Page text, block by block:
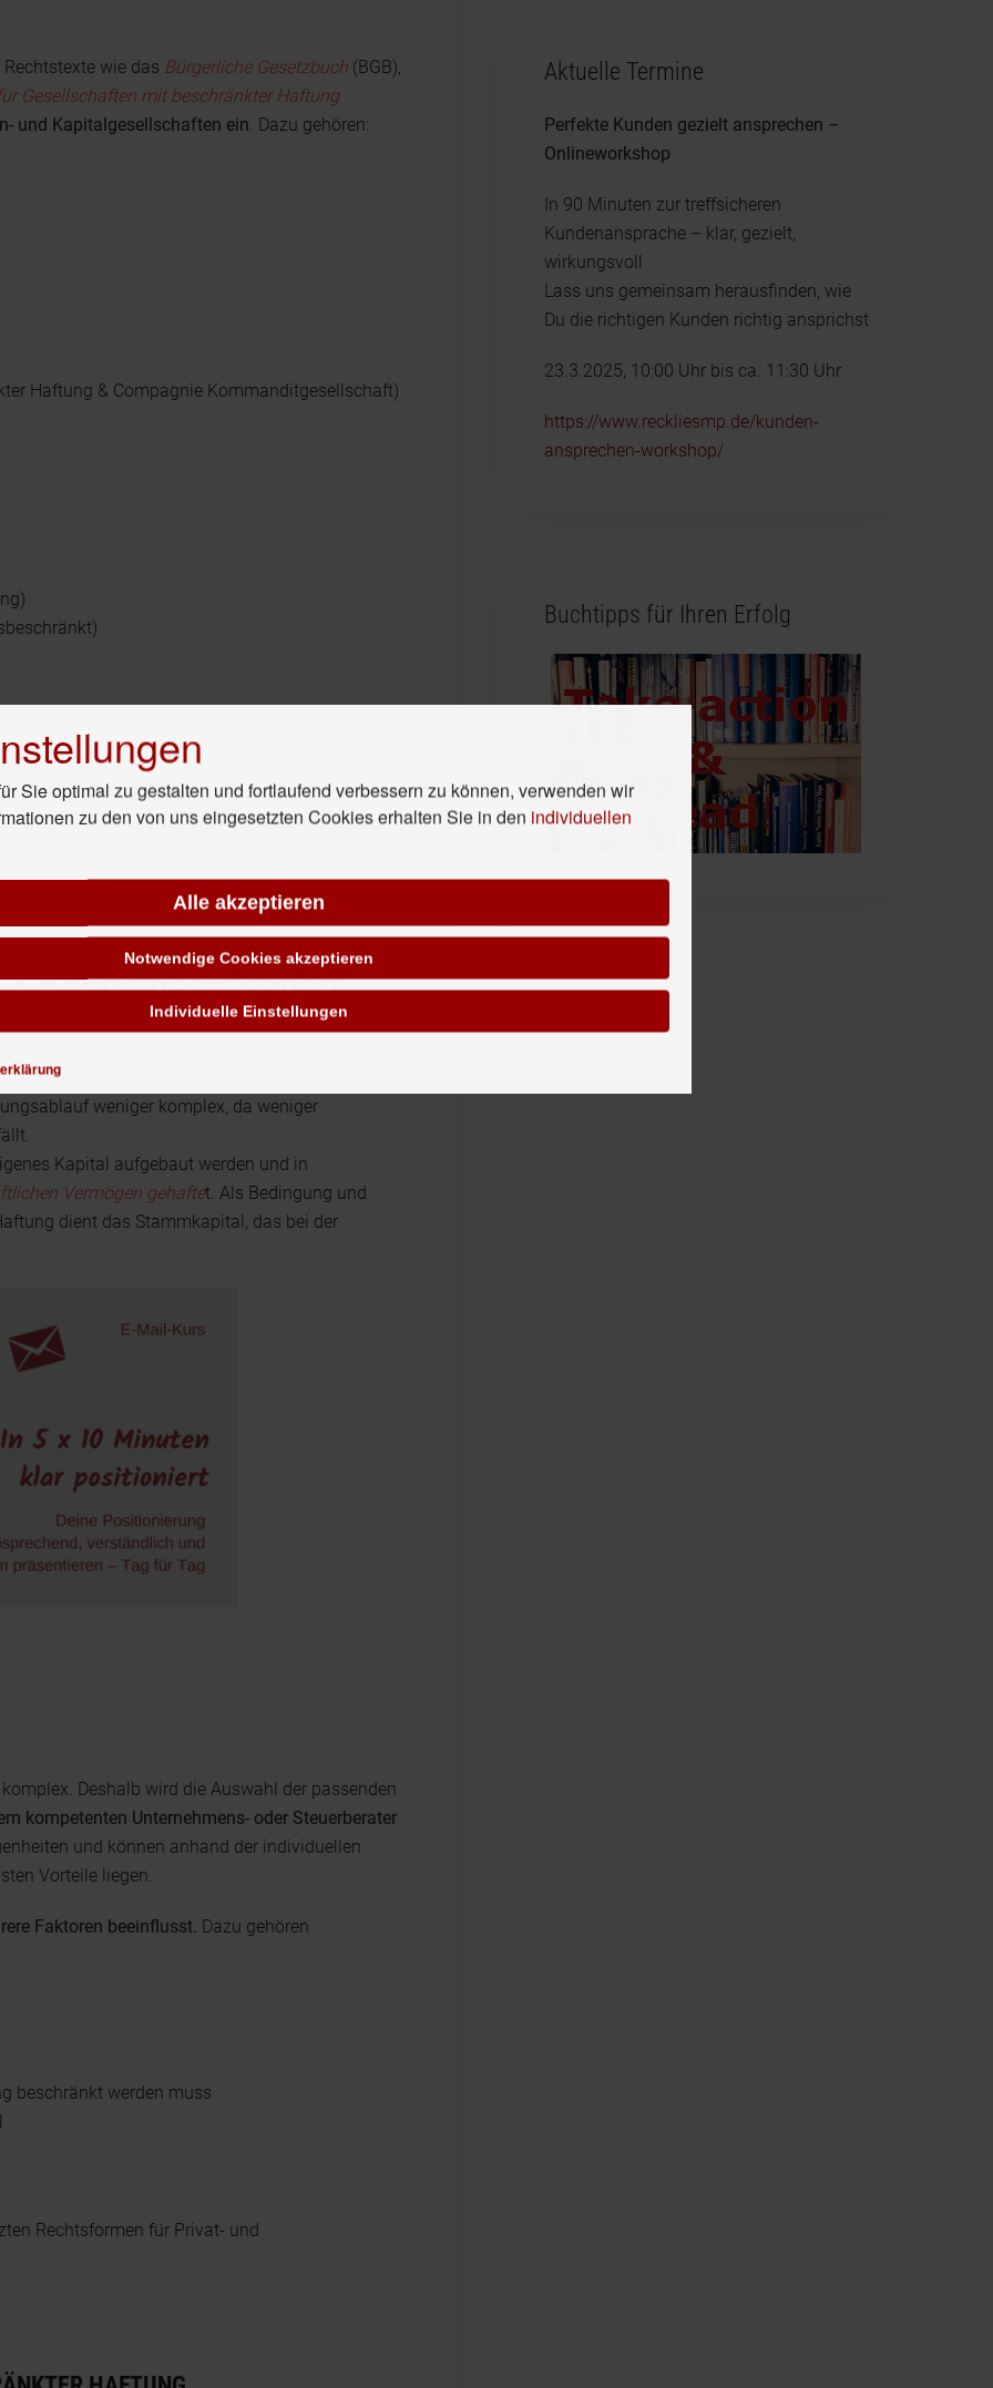
wie das Bürgerliche Gesetzbuch (BGB),
Gesellschaften mit beschränkter Haftung
und Kapitalgesellschaften ein. Dazu gehören:
Haftung & Compagnie Kommanditgesellschaft)
AlsHolding GmbHverstehen wir zum Beispiel
gründen, entschließen wir uns stattdessen
mit einer spezifischen Verwaltungsstruktur
& Kapitalgesellschaft
sie bei ihrer Absicherung
weniger komplex, da weniger
Kapital aufgebaut werden und in
Vermögen gehaftet. Als Bedingung und
dient das Stammkapital, das bei der
Deshalb wird die Auswahl der passenden
kompetenten Unternehmens- oder Steuerberater
und können anhand der individuellen
Vorteile liegen.
Faktoren beeinflusst. Dazu gehören
beschränkt werden muss
Rechtsformen für Privat- und
Aktuelle Termine
Perfekte Kunden gezielt ansprechen –
Onlineworkshop
In 90 Minuten zur treffsicheren
Kundenansprache – klar, gezielt,
wirkungsvoll
Lass uns gemeinsam herausfinden, wie
Du die richtigen Kunden richtig ansprichst
23.3.2025, 10:00 Uhr bis ca. 11:30 Uhr
https://www.reckliesmp.de/kunden-
ansprechen-workshop/
Buchtipps für Ihren Erfolg
Sie optimal zu gestalten und fortlaufend verbessern zu können, verwenden wir
zu den von uns eingesetzten Cookies erhalten Sie in den individuellen
Alle akzeptieren
Notwendige Cookies akzeptieren
Individuelle Einstellungen